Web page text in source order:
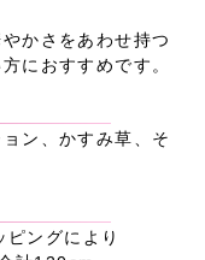
かさをあわせ持つ
におすすめです。
ン、かすみ草、そ
ングにより